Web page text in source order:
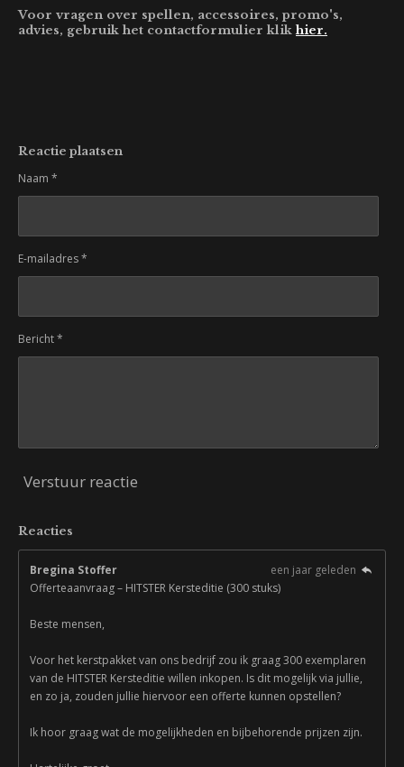
Voor vragen over spellen, accessoires, promo's,
advies, gebruik het contactformulier klikhier.
Reactie plaatsen
Naam *
E-mailadres *
Bericht *
Verstuur reactie
Reacties
Bregina Stoffer
een jaar geleden
Offerteaanvraag – HITSTER Kersteditie (300 stuks)
Beste mensen,
Voor het kerstpakket van ons bedrijf zou ik graag 300 exemplaren
van de HITSTER Kersteditie willen inkopen. Is dit mogelijk via jullie,
en zo ja, zouden jullie hiervoor een offerte kunnen opstellen?
Ik hoor graag wat de mogelijkheden en bijbehorende prijzen zijn.